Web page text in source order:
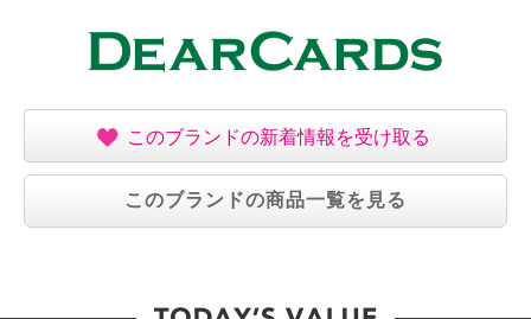
このブランドの新着情報を受け取る
このブランドの商品一覧を見る